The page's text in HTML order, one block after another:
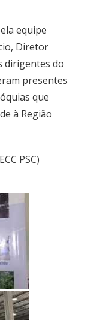
equipe
Diretor
dirigentes do
presentes
que
à Região
PSC)